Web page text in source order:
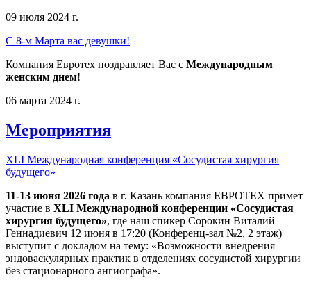
09 июля 2024 г.
С 8-м Марта вас девушки!
Компания Евротех поздравляет Вас с Международным
женским днем!
06 марта 2024 г.
Мероприятия
XLI Международная конференция «Сосудистая хирургия
будущего»
11-13 июня 2026 года в г. Казань компания ЕВРОТЕХ примет
участие в XLI Международной конференции «Сосудистая
хирургия будущего», где наш спикер Сорокин Виталий
Геннадиевич 12 июня в 17:20 (Конференц-зал №2, 2 этаж)
выступит с докладом на тему: «Возможности внедрения
эндоваскулярных практик в отделениях сосудистой хирургии
без стационарного ангиографа».